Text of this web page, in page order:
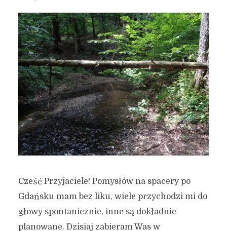
Cześć Przyjaciele! Pomysłów na spacery po
Gdańsku mam bez liku, wiele przychodzi mi do
głowy spontanicznie, inne są dokładnie
planowane. Dzisiaj zabieram Was w